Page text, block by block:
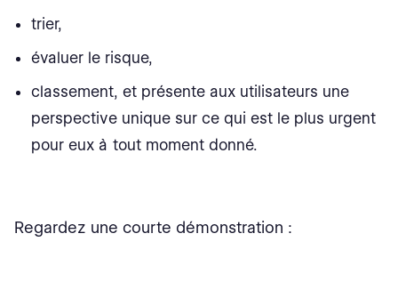
trier,
évaluer le risque,
classement, et présente aux utilisateurs une
perspective unique sur ce qui est le plus urgent
pour eux à tout moment donné.
Regardez une courte démonstration :